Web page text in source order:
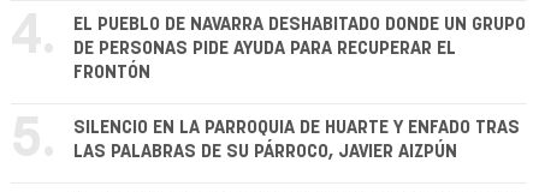
4.
EL PUEBLO DE NAVARRA DESHABITADO DONDE UN GRUPO
DE PERSONAS PIDE AYUDA PARA RECUPERAR EL
FRONTÓN
5.
SILENCIO EN LA PARROQUIA DE HUARTE Y ENFADO TRAS
LAS PALABRAS DE SU PÁRROCO, JAVIER AIZPÚN